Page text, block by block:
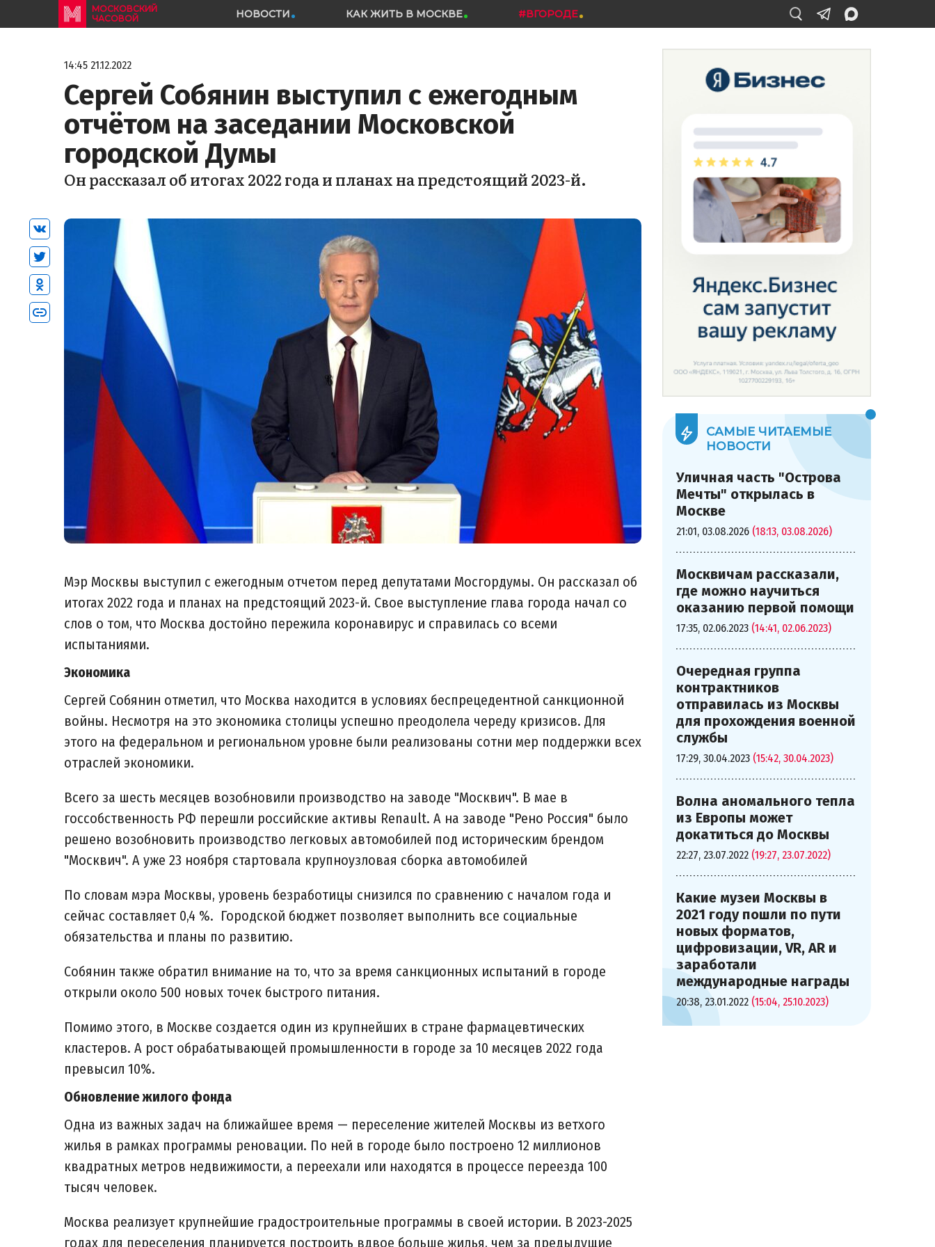
МОСКОВСКИЙ
ЧАСОВОЙ
НОВОСТИ КАК ЖИТЬ В МОСКВЕ #ВГОРОДЕ
14:45 21.12.2022
Сергей Собянин выступил с ежегодным
отчётом на заседании Московской
городской Думы
Он рассказал об итогах 2022 года и планах на предстоящий 2023-й.
Мэр Москвы выступил с ежегодным отчетом перед депутатами Мосгордумы. Он рассказал об
итогах 2022 года и планах на предстоящий 2023-й. Свое выступление глава города начал со
слов о том, что Москва достойно пережила коронавирус и справилась со всеми
испытаниями.
Экономика
Сергей Собянин отметил, что Москва находится в условиях беспрецедентной санкционной
войны. Несмотря на это экономика столицы успешно преодолела череду кризисов. Для
этого на федеральном и региональном уровне были реализованы сотни мер поддержки всех
отраслей экономики.
Всего за шесть месяцев возобновили производство на заводе "Москвич". В мае в
госсобственность РФ перешли российские активы Renault. А на заводе "Рено Россия" было
решено возобновить производство легковых автомобилей под историческим брендом
"Москвич". А уже 23 ноября стартовала крупноузловая сборка автомобилей
По словам мэра Москвы, уровень безработицы снизился по сравнению с началом года и
сейчас составляет 0,4 %. Городской бюджет позволяет выполнить все социальные
обязательства и планы по развитию.
Собянин также обратил внимание на то, что за время санкционных испытаний в городе
открыли около 500 новых точек быстрого питания.
Помимо этого, в Москве создается один из крупнейших в стране фармацевтических
кластеров. А рост обрабатывающей промышленности в городе за 10 месяцев 2022 года
превысил 10%.
Обновление жилого фонда
Одна из важных задач на ближайшее время — переселение жителей Москвы из ветхого
жилья в рамках программы реновации. По ней в городе было построено 12 миллионов
квадратных метров недвижимости, а переехали или находятся в процессе переезда 100
тысяч человек.
Москва реализует крупнейшие градостроительные программы в своей истории. В 2023-2025
годах для переселения планируется построить вдвое больше жилья, чем за предыдущие
САМЫЕ ЧИТАЕМЫЕ
НОВОСТИ
Уличная часть "Острова
Мечты" открылась в
Москве
21:01, 03.08.2026 (18:13, 03.08.2026)
Москвичам рассказали,
где можно научиться
оказанию первой помощи
17:35, 02.06.2023 (14:41, 02.06.2023)
Очередная группа
контрактников
отправилась из Москвы
для прохождения военной
службы
17:29, 30.04.2023 (15:42, 30.04.2023)
Волна аномального тепла
из Европы может
докатиться до Москвы
22:27, 23.07.2022 (19:27, 23.07.2022)
Какие музеи Москвы в
2021 году пошли по пути
новых форматов,
цифровизации, VR, AR и
заработали
международные награды
20:38, 23.01.2022 (15:04, 25.10.2023)